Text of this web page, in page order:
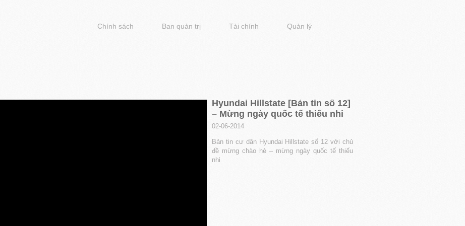
Chính sách Ban quản trị Tài chính Quản lý
Hyundai Hillstate [Bản tin số 12]
– Mừng ngày quốc tế thiếu nhi
02-06-2014
Bản tin cư dân Hyundai Hillstate số 12 với chủ
đề mừng chào hè – mừng ngày quốc tế thiếu
nhi